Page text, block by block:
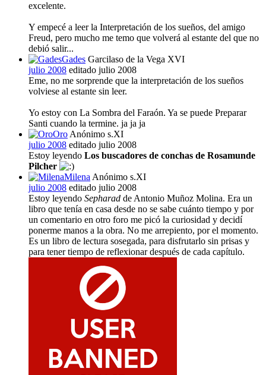
excelente.
Y empecé a leer la Interpretación de los sueños, del amigo
Freud, pero mucho me temo que volverá al estante del que no
debió salir...
Gades Garcilaso de la Vega XVI
julio 2008 editado julio 2008
Eme, no me sorprende que la interpretación de los sueños
volviese al estante sin leer.
Yo estoy con La Sombra del Faraón. Ya se puede Preparar
Santi cuando la termine. ja ja ja
Oro Anónimo s.XI
julio 2008 editado julio 2008
Estoy leyendo Los buscadores de conchas de Rosamunde
Pilcher
Milena Anónimo s.XI
julio 2008 editado julio 2008
Estoy leyendo Sepharad de Antonio Muñoz Molina. Era un
libro que tenía en casa desde no se sabe cuánto tiempo y por
un comentario en otro foro me picó la curiosidad y decidí
ponerme manos a la obra. No me arrepiento, por el momento.
Es un libro de lectura sosegada, para disfrutarlo sin prisas y
para tener tiempo de reflexionar después de cada capítulo.